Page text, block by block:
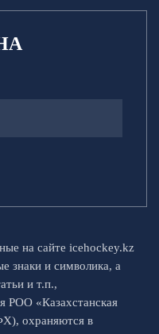
на сайте icehockey.kz
знаки и символика, а
и т.п.,
РОО «Казахстанская
охраняются в